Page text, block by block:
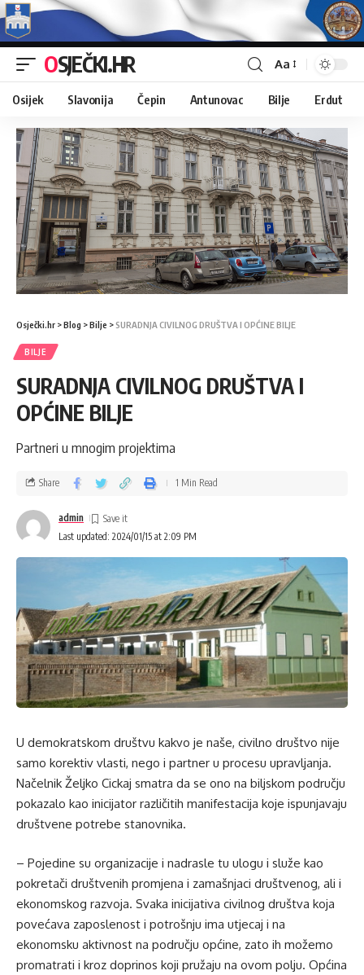
OSJEČKI.HR Aa
Osijek Slavonija Čepin Antunovac Bilje Erdut
Osječki.hr >Blog >Bilje >SURADNJA CIVILNOG DRUŠTVA I OPĆINE BILJE
BILJE
SURADNJA CIVILNOG DRUŠTVA I
OPĆINE BILJE
Partneri u mnogim projektima
Last updated: 2024/01/15 at 2:09 PM
admin
Share 1 Min Read
U demokratskom društvu kakvo je naše, civilno društvo nije
samo korektiv vlasti, nego i partner u procesu upravljanja.
Načelnik Željko Cickaj smatra da se ono na biljskom području
pokazalo kao inicijator različitih manifestacija koje ispunjavaju
društvene potrebe stanovnika.
– Pojedine su organizacije i nadrasle tu ulogu i služe kao
pokretači društvenih promjena i zamašnjaci društvenog, ali i
ekonomskog razvoja. Svaka inicijativa civilnog društva koja
povećava zaposlenost i potrošnju ima utjecaj i na
ekonomsku aktivnost na području općine, zato ih možemo
promatrati i kroz doprinos koji pružaju na ovom polju. Općina